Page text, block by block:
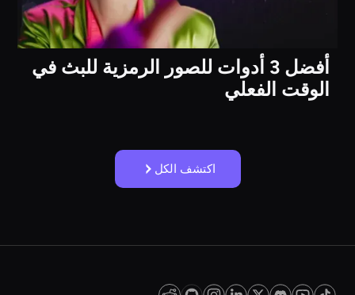
أفضل 3 أدوات للصور الرمزية للبث في
الوقت الفعلي
اكتشف الكل